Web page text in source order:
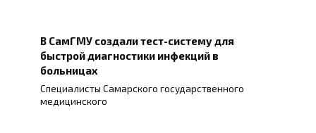
В СамГМУ создали тест-систему для
быстрой диагностики инфекций в
больницах
Специалисты Самарского государственного
медицинского